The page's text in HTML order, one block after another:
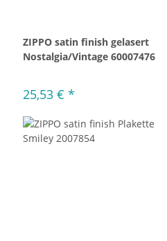
ZIPPO satin finish gelasert
Nostalgia/Vintage 60007476
25,53 € *